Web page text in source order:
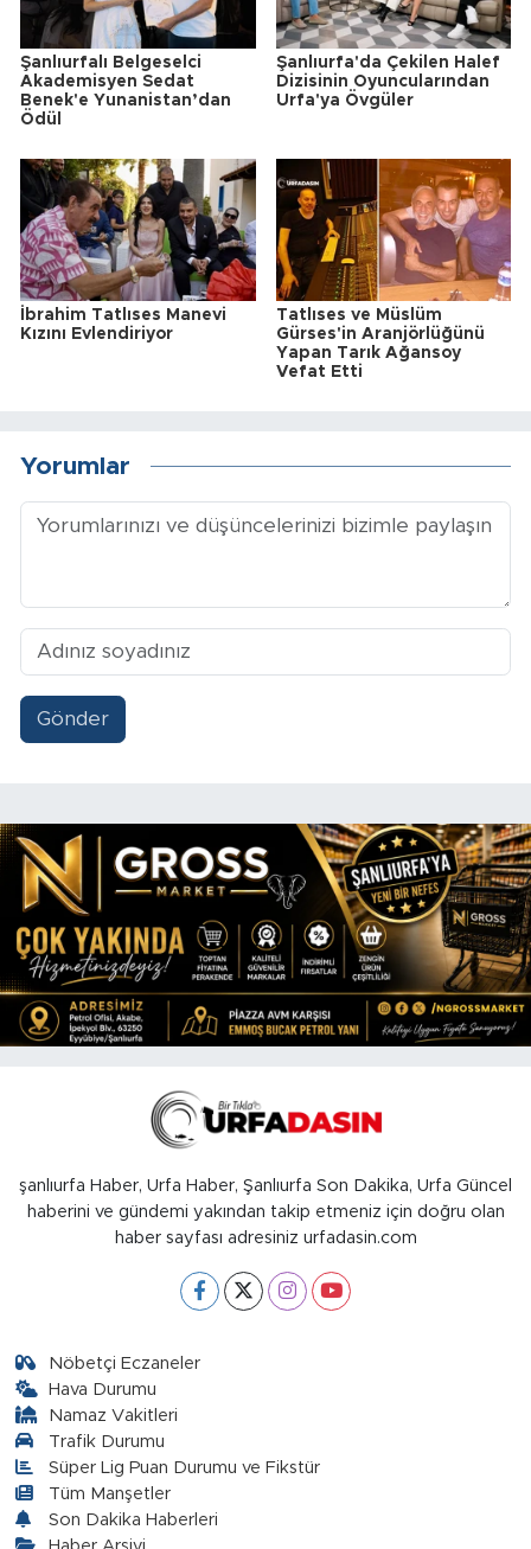
Şanlıurfalı Belgeselci
Akademisyen Sedat
Benek'e Yunanistan’dan
Ödül
Şanlıurfa'da Çekilen Halef
Dizisinin Oyuncularından
Urfa'ya Övgüler
İbrahim Tatlıses Manevi
Kızını Evlendiriyor
Tatlıses ve Müslüm
Gürses'in Aranjörlüğünü
Yapan Tarık Ağansoy
Vefat Etti
Yorumlar
Gönder
şanlıurfa Haber, Urfa Haber, Şanlıurfa Son Dakika, Urfa Güncel
haberini ve gündemi yakından takip etmeniz için doğru olan
haber sayfası adresiniz urfadasin.com
Nöbetçi Eczaneler
Hava Durumu
Namaz Vakitleri
Trafik Durumu
Süper Lig Puan Durumu ve Fikstür
Tüm Manşetler
Son Dakika Haberleri